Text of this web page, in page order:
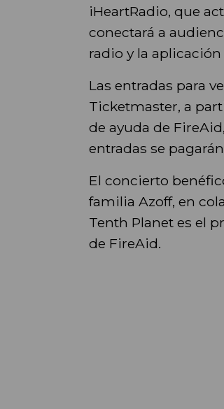
iHeartRadio, que
conectará a
radio y la
Las entradas para
Ticketmaster, a
de ayuda de
entradas se
El concierto
familia Azoff, en
Tenth Planet es el
de FireAid.